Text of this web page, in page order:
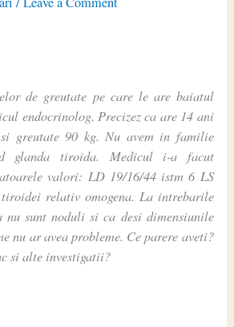
de greutate pe care le are baiatul
endocrinolog. Precizez ca are 14 ani
greutate 90 kg. Nu avem in familie
glanda tiroida. Medicul i-a facut
valori: LD 19/16/44 istm 6 LS
relativ omogena. La intrebarile
nu sunt noduli si ca desi dimensiunile
nu ar avea probleme. Ce parere aveti?
si alte investigatii?